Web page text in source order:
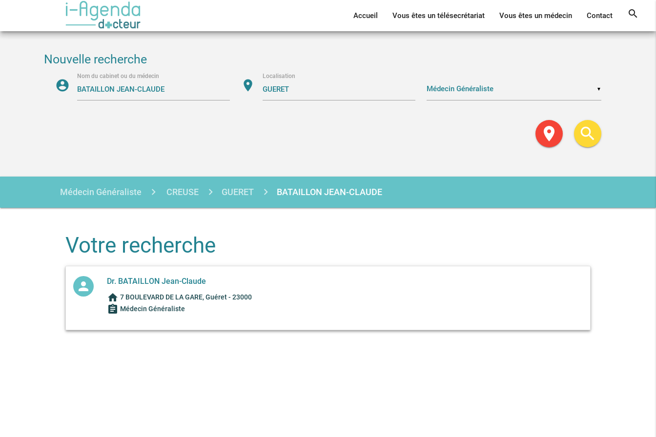
Accueil Vous êtes un télésecrétariat Vous êtes un médecin Contact search
Nouvelle recherche
account_circle
Nom du cabinet ou du médecin
location_on
Localisation
▼
location_on search
Médecin Généraliste CREUSE GUERET BATAILLON JEAN-CLAUDE
Votre recherche
person Dr. BATAILLON Jean-Claude
home 7 BOULEVARD DE LA GARE, Guéret - 23000
assignment Médecin Généraliste